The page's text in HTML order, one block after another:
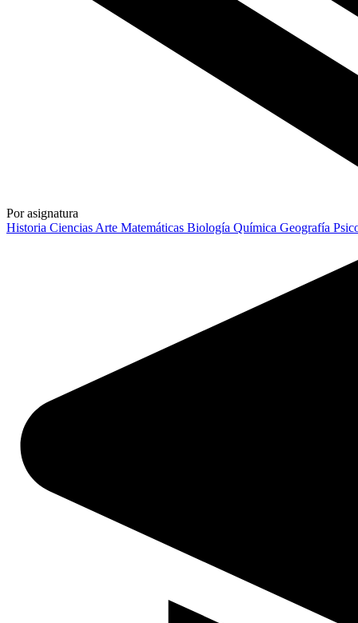
Por asignatura
Historia Ciencias Arte Matemáticas Biología Química Geografía